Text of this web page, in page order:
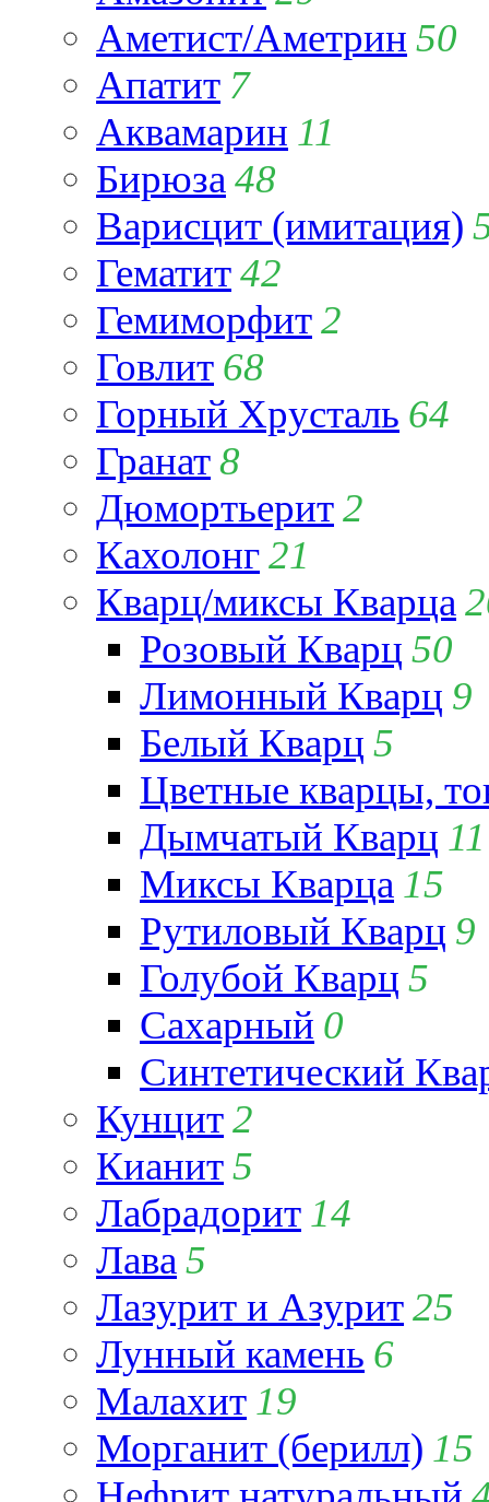
Аметист/Аметрин 50
Апатит 7
Аквамарин 11
Бирюза 48
Варисцит (имитация)
Гематит42
Гемиморфит2
Говлит 68
Горный Хрусталь 64
Гранат8
Дюмортьерит2
Кахолонг21
Кварц/миксы Кварца
Розовый Кварц 50
Лимонный Кварц 9
Белый Кварц 5
Цветные кварцы,
Дымчатый Кварц 11
Миксы Кварца 15
Рутиловый Кварц 9
Голубой Кварц 5
Сахарный 0
Синтетический
Кунцит2
Кианит5
Лабрадорит 14
Лава 5
Лазурит и Азурит25
Лунный камень 6
Малахит 19
Морганит (берилл) 15